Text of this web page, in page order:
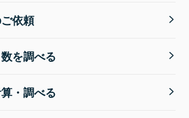
依頼
を調べる
・調べる